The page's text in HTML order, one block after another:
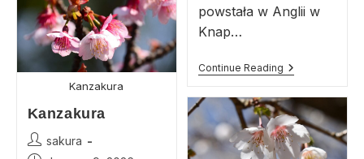
powstała w Anglii w
Knap…
Continue Reading
Kanzakura
Kanzakura
sakura